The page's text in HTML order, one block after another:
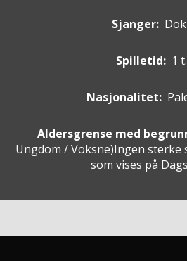
Sjanger:
Spilletid: 1
Nasjonalitet:
Aldersgrense med
Ungdom / Voksne)Ingen sterke
som vises på